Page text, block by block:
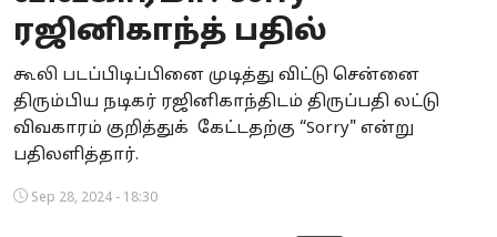
Business
Crime
Tamilnadu
ரஜினிகாந்த் பதில்
கூலி படப்பிடிப்பினை முடித்து விட்டு சென்னை
திரும்பிய நடிகர் ரஜினிகாந்திடம் திருப்பதி லட்டு
விவகாரம் குறித்துக் கேட்டதற்கு “Sorry" என்று
பதிலளித்தார்.
Sep 28, 2024 - 18:30